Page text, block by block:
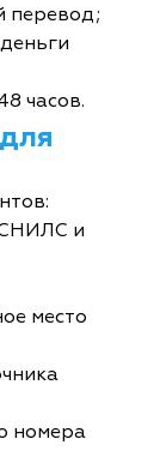
перевод;
часов.
и
место
номера